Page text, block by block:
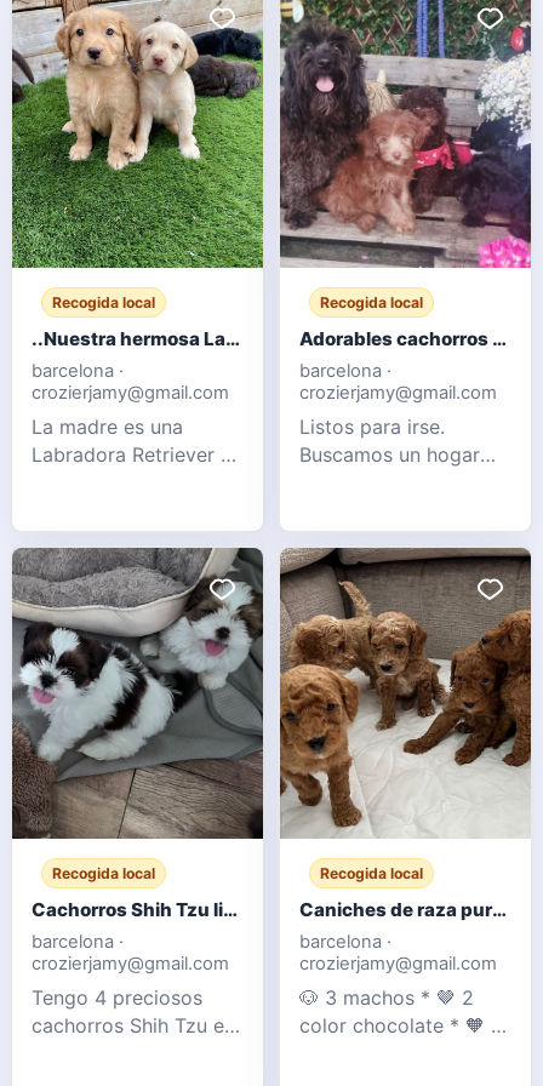
Recogida local
..Nuestra hermosa Labradora chocolate ha dado a luz a 10 cachorros robustos.
barcelona ·
crozierjamy@gmail.com
La madre es una
Labradora Retriever de
Kennel Club. El padre
es un apuesto
Labrador rojo zorro.
Los cachorros están
bien socializados con
niños y tienen un
carácter tranquilo pero
enérgico. Tenemos 1 m
Recogida local
Adorables cachorros Cockapoo F1b
barcelona ·
crozierjamy@gmail.com
Listos para irse.
Buscamos un hogar
Cockapoo. Se crían
con niños y otros
animales (gatos).
Ambos padres son
nuestras mascotas y
se pueden ver con
ellos. Su madre es una
Cockapoo F1 y su
padre un Caniche Mi
Recogida local
Cachorros Shih Tzu listos para entregar
barcelona ·
crozierjamy@gmail.com
Tengo 4 preciosos
cachorros Shih Tzu en
Recogida local
Caniches de raza pura color chocolate y albaricoque - Registrados en el Club de Caniches
barcelona ·
crozierjamy@gmail.com
🐶 3 machos * 🤎 2
color chocolate * 🧡 1